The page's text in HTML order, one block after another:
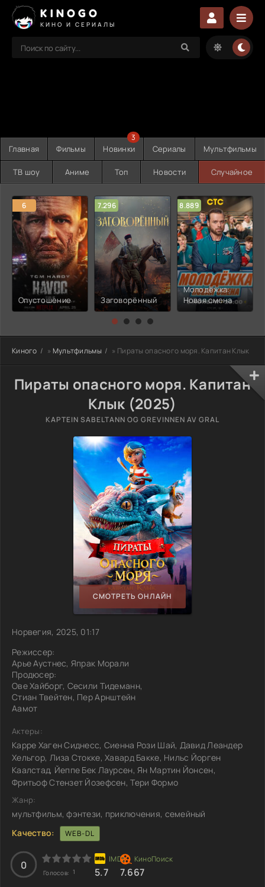
KINOGO
КИНО И СЕРИАЛЫ
Главная Фильмы Новинки
3
Сериалы Мультфильмы
ТВ шоу Аниме Топ Новости Случайное
6
Опустошение
7.296
Заговорённый
8.889
Молодёжка:
Новая смена
Киного » Мультфильмы » Пираты опасного моря. Капитан Клык
Пираты опасного моря. Капитан
Клык (2025)
KAPTEIN SABELTANN OG GREVINNEN AV GRAL
СМОТРЕТЬ ОНЛАЙН
Норвегия, 2025, 01:17
Режиссер:
Арье Аустнес, Япрак Морали
Продюсер:
Ове Хайборг, Сесили Тидеманн,
Стиан Твейтен, Пер Арнштейн
Аамот
Актеры:
Карре Хаген Сиднесс, Сиенна Рози Шай, Давид Леандер
Хельгор, Лиза Стокке, Хавард Бакке, Нильс Йорген
Каалстад, Йеппе Бек Лаурсен, Ян Мартин Йонсен,
Фритьоф Стензет Йозефсен, Тери Формо
Жанр:
мультфильм, фэнтези, приключения, семейный
Качество:
WEB-DL
0
Голосов: 1 5.7 7.667